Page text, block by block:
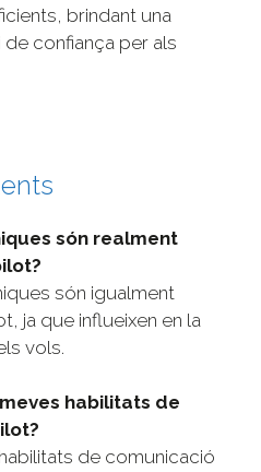
brindant una
confiança per als
són realment
són igualment
ja que influeixen en la
vols.
habilitats de
de comunicació